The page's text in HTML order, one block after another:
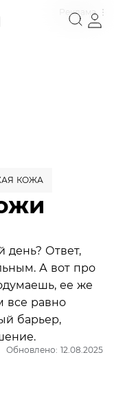
Реклама
Обновлено: 12.08.2025
КОЖА
день? Ответ,
А вот про
ее же
все равно
барьер,